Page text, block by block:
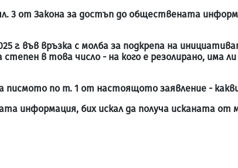
3 от Закона за достъп до обществената
г. във връзка с молба за подкрепа на
в това число - на кого е резолирано, има
писмото по т. 1 от настоящото заявление -
информация, бих искал да получа исканата от